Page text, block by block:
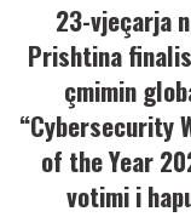
23-vjeçarja
Prishtina
çmimin
“Cybersecurity
of the Year
votimi i